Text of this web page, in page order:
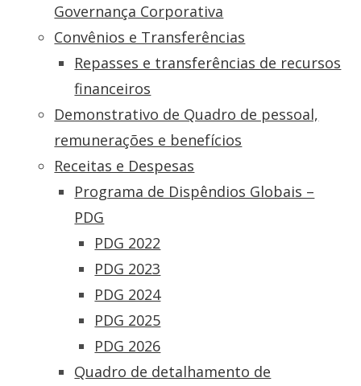
Governança Corporativa
Convênios e Transferências
Repasses e transferências de recursos
financeiros
Demonstrativo de Quadro de pessoal,
remunerações e benefícios
Receitas e Despesas
Programa de Dispêndios Globais –
PDG
PDG 2022
PDG 2023
PDG 2024
PDG 2025
PDG 2026
Quadro de detalhamento de